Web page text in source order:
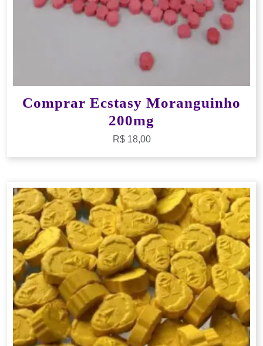
Comprar Ecstasy Moranguinho
200mg
R$18,00